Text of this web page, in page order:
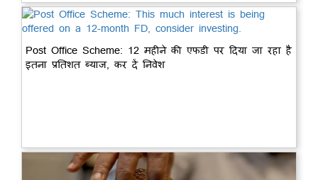
Post Office Scheme: 12 महीने की एफडी पर दिया जा रहा है
इतना प्रतिशत ब्याज, कर दें निवेश